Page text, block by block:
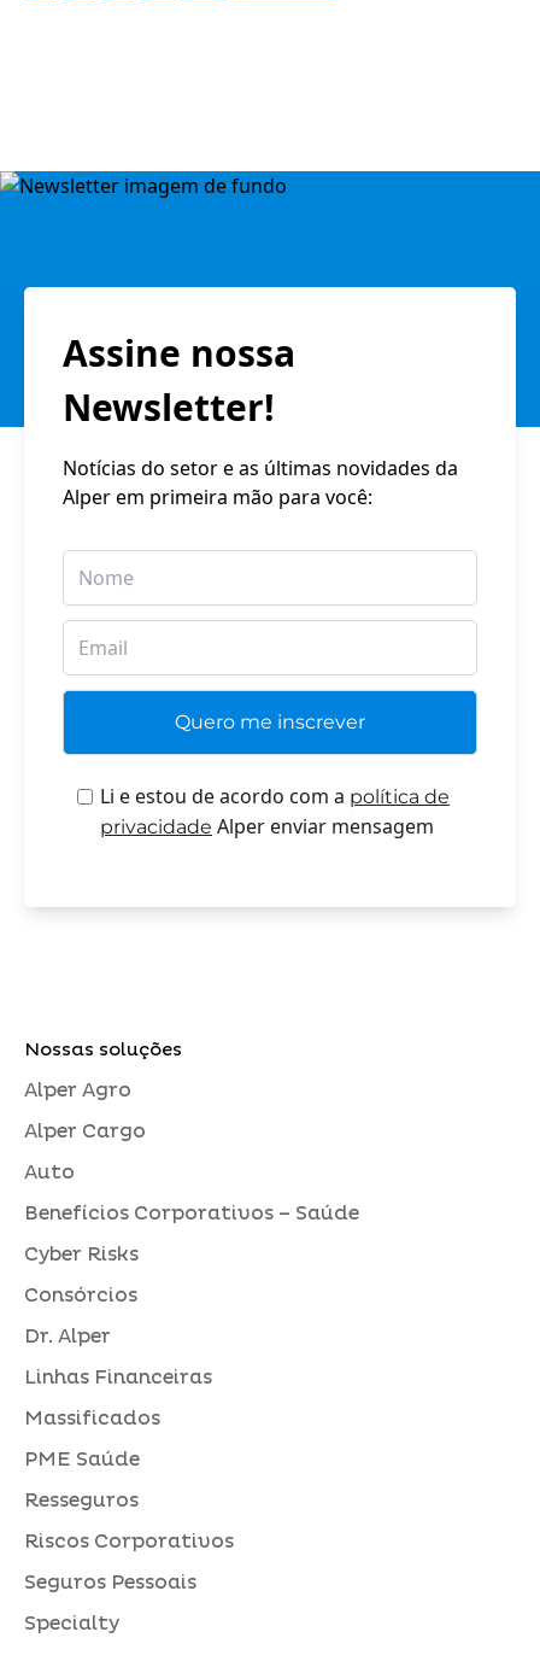
Assine nossa
Newsletter!
Notícias do setor e as últimas novidades da
Alper em primeira mão para você:
Li e estou de acordo com a política de
privacidade Alper enviar mensagem
Nossas soluções
Alper Agro
Alper Cargo
Auto
Benefícios Corporativos – Saúde
Cyber Risks
Consórcios
Dr. Alper
Linhas Financeiras
Massificados
PME Saúde
Resseguros
Riscos Corporativos
Seguros Pessoais
Specialty